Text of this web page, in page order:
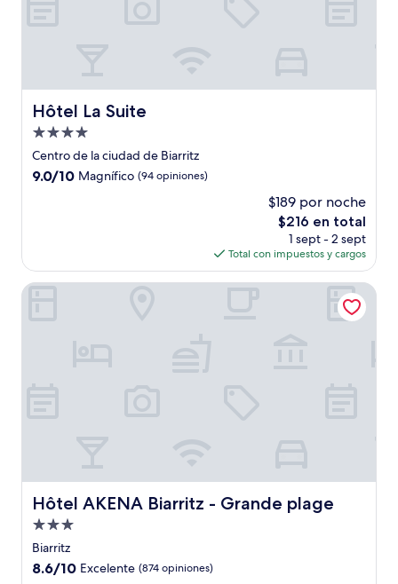
Hôtel La Suite
Hôtel La Suite
Propiedad
de
4.0
Centro de la ciudad de Biarritz
9.0
9.0/10 Magnífico (94 opiniones)
$189 por noche
El
precio
actual
es
de
$216 en total
1 sept - 2 sept
Total con impuestos y cargos
Hôtel AKENA Biarritz - Grande plage
Hôtel AKENA Biarritz - Grande plage
Propiedad
de
3.0
Biarritz
8.6
8.6/10 Excelente (874 opiniones)
Hôtel AKENA Biarritz - Grande plage